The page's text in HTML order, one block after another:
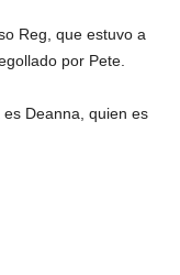
Reg, que estuvo a
por Pete.
Deanna, quien es